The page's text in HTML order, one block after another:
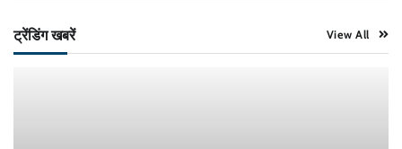
ट्रेंडिंग खबरें View All